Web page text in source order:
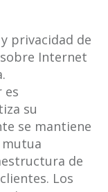
privacidad de
Internet
es
su
se mantiene
de
Los